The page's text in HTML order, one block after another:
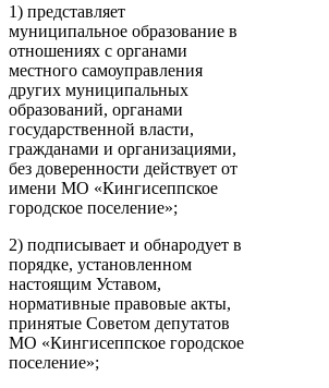
1) представляет
муниципальное образование в
отношениях с органами
местного самоуправления
других муниципальных
образований, органами
государственной власти,
гражданами и организациями,
без доверенности действует от
имени МО «Кингисеппское
городское поселение»;
2) подписывает и обнародует в
порядке, установленном
настоящим Уставом,
нормативные правовые акты,
принятые Советом депутатов
МО «Кингисеппское городское
поселение»;